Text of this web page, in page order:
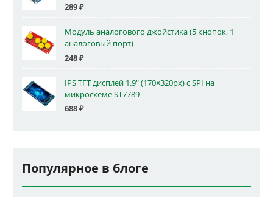
289₽
Модуль аналогового джойстика (5 кнопок, 1
аналоговый порт)
248₽
IPS TFT дисплей 1.9" (170×320px) с SPI на
микросхеме ST7789
688₽
Популярное в блоге